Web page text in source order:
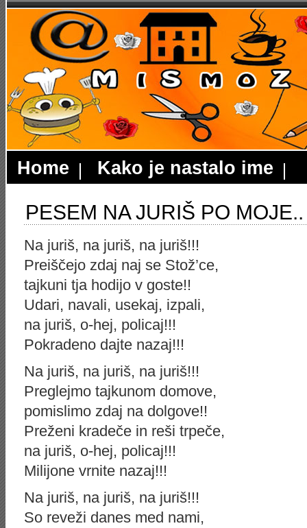
Home Kako je nastalo ime
PESEM NA JURIŠ PO MOJE..
Na juriš, na juriš, na juriš!!!
Preiščejo zdaj naj se Stož’ce,
tajkuni tja hodijo v goste!!
Udari, navali, usekaj, izpali,
na juriš, o-hej, policaj!!!
Pokradeno dajte nazaj!!!
Na juriš, na juriš, na juriš!!!
Preglejmo tajkunom domove,
pomislimo zdaj na dolgove!!
Preženi kradeče in reši trpeče,
na juriš, o-hej, policaj!!!
Milijone vrnite nazaj!!!
Na juriš, na juriš, na juriš!!!
So reveži danes med nami,